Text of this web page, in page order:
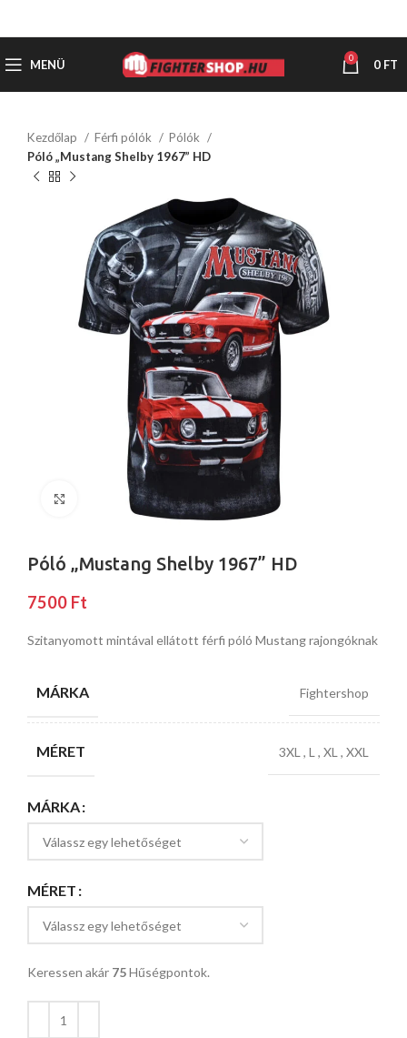
MENÜ 0 0 FT
Kezdőlap Férfi pólók
Pólók
Póló „Mustang Shelby 1967” HD
Nagyításhoz kattints ide
Póló „Mustang Shelby 1967” HD
7500 Ft
Szitanyomott mintával ellátott férfi póló Mustang rajongóknak
MÁRKA Fightershop
MÉRET 3XL , L , XL , XXL
MÁRKA
MÉRET
Keressen akár 75Hűségpontok.